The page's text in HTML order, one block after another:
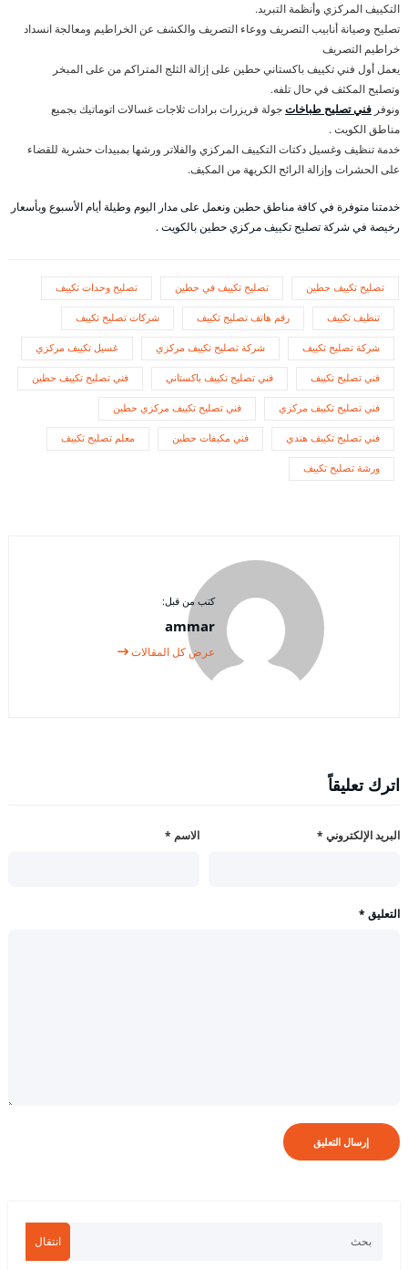
التكييف المركزي وأنظمة التبريد.
تصليح وصيانة أنابيب التصريف ووعاء التصريف والكشف عن الخراطيم ومعالجة انسداد
خراطيم التصريف
يعمل أول فني تكييف باكستاني حطين على إزالة الثلج المتراكم من على المبخر
وتصليح المكثف في حال تلفه.
ونوفر فني تصليح طباخاتجولة فريزرات برادات ثلاجات غسالات اتوماتيك بجميع
مناطق الكويت .
خدمة تنظيف وغسيل دكتات التكييف المركزي والفلاتر ورشها بمبيدات حشرية للقضاء
على الحشرات وإزالة الرائح الكريهة من المكيف.
خدمتنا متوفرة في كافة مناطق حطين ونعمل على مدار اليوم وطيلة أيام الأسبوع وبأسعار
رخيصة في شركة تصليح تكييف مركزي حطين بالكويت .
تصليح تكييف حطين تصليح تكييف في حطين تصليح وحدات تكييف
تنظيف تكييف رقم هاتف تصليح تكييف شركات تصليح تكييف
شركة تصليح تكييف شركة تصليح تكييف مركزي غسيل تكييف مركزي
فني تصليح تكييف فني تصليح تكييف باكستاني فني تصليح تكييف حطين
فني تصليح تكييف مركزي فني تصليح تكييف مركزي حطين
فني تصليح تكييف هندي فني مكيفات حطين معلم تصليح تكييف
ورشة تصليح تكييف
كتب من قبل:
ammar
عرض كل المقالات
اترك تعليقاً
الاسم * البريد الإلكتروني *
التعليق *
انتقال